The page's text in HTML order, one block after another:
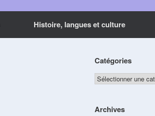
Histoire, langues et culture
Catégories
Catégories
Archives